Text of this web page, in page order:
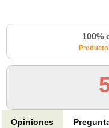
100%
Opiniones